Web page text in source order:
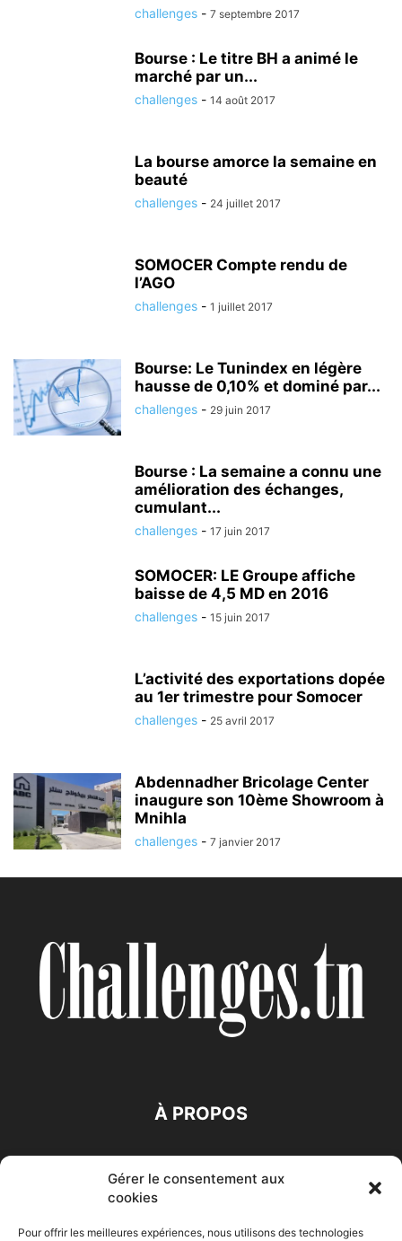
Gérer le consentement aux
cookies
Pour offrir les meilleures expériences, nous utilisons des technologies
challenges - 7 septembre 2017
Bourse : Le titre BH a animé le
marché par un...
challenges - 14 août 2017
La bourse amorce la semaine en
beauté
challenges - 24 juillet 2017
SOMOCER Compte rendu de
l’AGO
challenges - 1 juillet 2017
Bourse: Le Tunindex en légère
hausse de 0,10% et dominé par...
challenges - 29 juin 2017
Bourse : La semaine a connu une
amélioration des échanges,
cumulant...
challenges - 17 juin 2017
SOMOCER: LE Groupe affiche
baisse de 4,5 MD en 2016
challenges - 15 juin 2017
L’activité des exportations dopée
au 1er trimestre pour Somocer
challenges - 25 avril 2017
Abdennadher Bricolage Center
inaugure son 10ème Showroom à
Mnihla
challenges - 7 janvier 2017
À PROPOS